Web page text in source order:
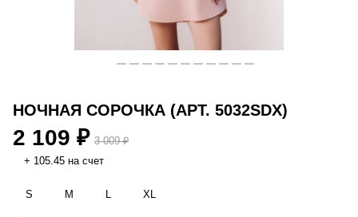
НОЧНАЯ СОРОЧКА (АРТ. 5032SDX)
2 109 ₽ 3 009 ₽
+ 105.45 на счет
S M L XL